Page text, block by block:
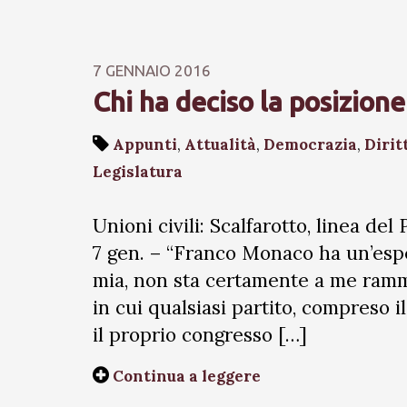
7 GENNAIO 2016
Chi ha deciso la
Appunti, Attualità, Democrazia,
Legislatura
Unioni civili: Scalfarotto, linea del
7 gen. – “Franco Monaco ha
mia, non sta certamente a me
in cui qualsiasi partito, compreso
il proprio congresso […]
Continua a leggere